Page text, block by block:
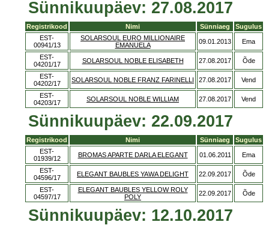
Sünnikuupäev: 27.08.2017
Registrikood Nimi Sünniaeg
Sugulus
EST-
00941/13
SOLARSOUL EURO MILLIONAIRE
EMANUELA
09.01.2013 Ema
EST-
04201/17
SOLARSOUL NOBLE ELISABETH 27.08.2017 Õde
EST-
04202/17
SOLARSOUL NOBLE FRANZ FARINELLI 27.08.2017 Vend
EST-
04203/17
SOLARSOUL NOBLE WILLIAM 27.08.2017 Vend
Sünnikuupäev: 22.09.2017
Registrikood Nimi Sünniaeg
Sugulus
EST-
01939/12
BROMAS APARTE DARLA ELEGANT 01.06.2011 Ema
EST-
04596/17
ELEGANT BAUBLES YAWA DELIGHT 22.09.2017 Õde
EST-
04597/17
ELEGANT BAUBLES YELLOW ROLY
POLY
22.09.2017 Õde
Sünnikuupäev: 12.10.2017